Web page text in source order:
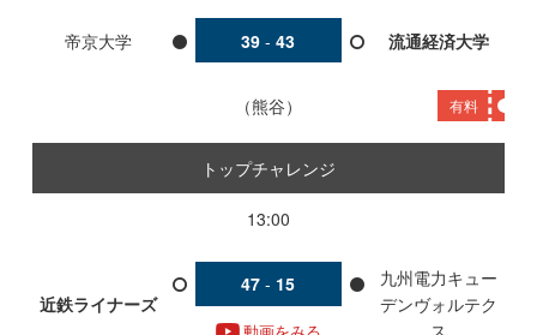
帝京大学 39 - 43 流通経済大学
熊谷 有料
トップチャレンジ
13:00
近鉄ライナーズ
47 - 15
動画をみる
九州電力キュー
デンヴォルテク
ス